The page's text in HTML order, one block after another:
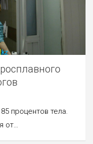
процентов тела.
от…